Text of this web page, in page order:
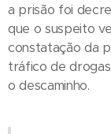
a prisão foi
que o suspeito
constatação da
tráfico de
o descaminho.